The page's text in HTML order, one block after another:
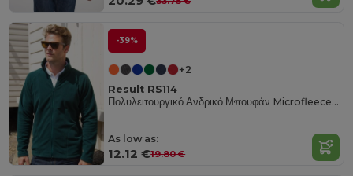
-39%
+2
Result RS114
Πολυλειτουργικό Ανδρικό Μπουφάν Microfleece για Όλες τις Εποχές
As low as:
12.12 €19.80 €